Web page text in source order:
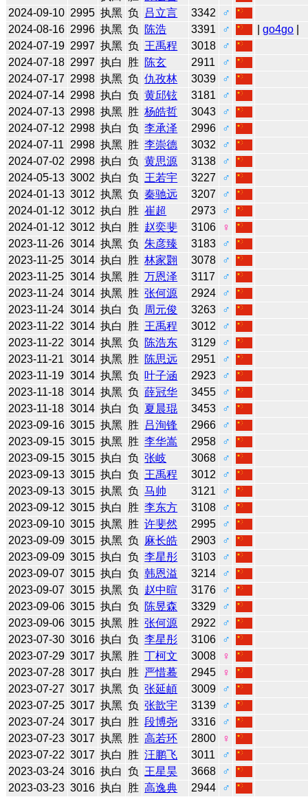
2024-09-10 2995 执黑 负 吕立言 3342
♂
2024-08-16 2996 执黑 负 陈浩 3391 ♂ |go4go
2024-07-19 2997 执黑 负 王禹程 3018
♂
2024-07-18 2997 执白 胜 陈玄 2911
♂
2024-07-17 2998 执黑 负 仇孜林 3039
♂
2024-07-14 2998 执白 负 黄邱铉 3181
♂
2024-07-13 2998 执黑 胜 杨皓哲 3043
♂
2024-07-12 2998 执白 负 李承泽 2996
♂
2024-07-11
2998 执黑 胜 李崇德 3032
♂
2024-07-02 2998 执白 负 黄思源 3138
♂
2024-05-13 3002 执白 负 王若宇 3227
♂
2024-01-13 3012 执黑 负 秦驰远 3207
♂
2024-01-12 3012 执白 胜 崔超 2973
♂
2024-01-12 3012 执白 胜 赵奕斐 3106
♀
2023-11-26 3014 执黑 负 朱彦臻 3183
♂
2023-11-25 3014 执白 胜 林家翾 3078
♂
2023-11-25 3014 执黑 胜 万恩泽 3117
♂
2023-11-24 3014 执黑 胜 张何源 2924
♂
2023-11-24 3014 执白 负 周元俊 3263
♂
2023-11-22 3014 执白 胜 王禹程 3012
♂
2023-11-22 3014 执黑 负 陈浩东 3129
♂
2023-11-21 3014 执黑 胜 陈思远 2951
♂
2023-11-19 3014 执黑 负 叶子涵 2923
♂
2023-11-18 3014 执黑 负 薛冠华 3455
♂
2023-11-18 3014 执白 负 夏晨琨 3453
♂
2023-09-16 3015 执黑 胜 吕洵锋 2966
♂
2023-09-15 3015 执黑 胜 李华嵩 2958
♂
2023-09-15 3015 执白 负 张岐 3068
♂
2023-09-13 3015 执白 负 王禹程 3012
♂
2023-09-13 3015 执黑 负 马帅 3121
♂
2023-09-12 3015 执白 胜 李东方 3108
♂
2023-09-10 3015 执黑 胜 许斐然 2995
♂
2023-09-09 3015 执黑 负 麻长皓 2903
♂
2023-09-09 3015 执白 负 李星彤 3103
♂
2023-09-07 3015 执白 负 韩恩溢 3214
♂
2023-09-07 3015 执黑 负 赵中暄 3176
♂
2023-09-06 3015 执白 负 陈昱森 3329
♂
2023-09-06 3015 执黑 胜 张何源 2922
♂
2023-07-30 3016 执白 负 李星彤 3106
♂
2023-07-29 3017 执黑 胜 丁柯文 3008
♀
2023-07-28 3017 执白 胜 严惜蓦 2945
♀
2023-07-27 3017 执黑 负 张延頔 3009
♂
2023-07-25 3017 执黑 负 张歆宇 3139
♂
2023-07-24 3017 执白 胜 段博尧 3316
♂
2023-07-23 3017 执黑 胜 高若环 2800
♀
2023-07-22 3017 执白 胜 汪鹏飞 3011
♂
2023-03-24 3016 执白 负 王星昊 3668
♂
2023-03-23 3016 执白 胜 高逸典 2944
♂